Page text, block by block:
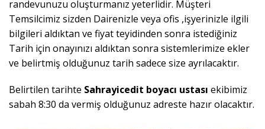
randevunuzu oluşturmanız yeterlidir. Müşteri
Temsilcimiz sizden Dairenizle veya ofis ,işyerinizle ilgili
bilgileri aldıktan ve fiyat teyidinden sonra istediğiniz
Tarih için onayınızı aldıktan sonra sistemlerimize ekler
ve belirtmiş olduğunuz tarih sadece size ayrılacaktır.
Belirtilen tarihte Sahrayicedit boyacı ustası ekibimiz
sabah 8:30 da vermiş olduğunuz adreste hazır olacaktır.